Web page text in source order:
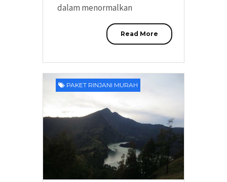
dalam menormalkan
Read More
PAKET RINJANI MURAH